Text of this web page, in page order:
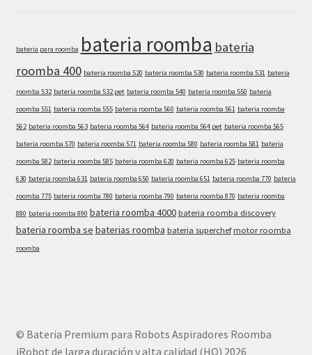
bateria para roomba bateria roomba bateria
roomba 400 bateria roomba 520 bateria roomba 530 bateria roomba 531 bateria
roomba 532 bateria roomba 532 pet bateria roomba 540 bateria roomba 550 bateria
roomba 551 bateria roomba 555 bateria roomba 560 bateria roomba 561 bateria roomba
562 bateria roomba 563 bateria roomba 564 bateria roomba 564 pet bateria roomba 565
bateria roomba 570 bateria roomba 571 bateria roomba 580 bateria roomba 581 bateria
roomba 582 bateria roomba 585 bateria roomba 620 bateria roomba 625 bateria roomba
630 bateria roomba 631 bateria roomba 650 bateria roomba 651 bateria roomba 770 bateria
roomba 775 bateria roomba 780 bateria roomba 790 bateria roomba 870 bateria roomba
880 bateria roomba 890 bateria roomba 4000 bateria roomba discovery
bateria roomba se baterias roomba bateria superchef motor roomba
roomba
© Bateria Premium para Robots Aspiradores Roomba
iRobot de larga duración y alta calidad (HQ) 2026